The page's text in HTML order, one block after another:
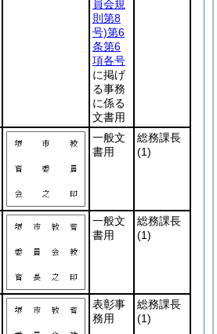
員会規
則第8
号)第6
条第6
項各号
に掲げ
る事務
に係る
文書用
一般文
書用
総務課長
(1)
一般文
書用
総務課長
(1)
表彰事
務用
総務課長
(1)